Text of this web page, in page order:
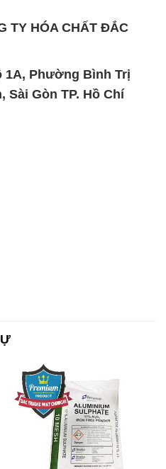
Sodium Benzoate – Mốc Bột
Kalama Food Grade Mỹ Usa